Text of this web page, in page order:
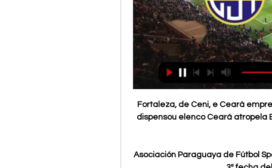
Fortaleza, de Ceni, e Ceará emprestam jogadores para rival Guarany de Sobral, que dispensou elenco Ceará atropela Barbalha na volta do Cearense e garante vaga na semifinal

Asociación Paraguaya de Fútbol Sportivo Trinidense vs. Libertad desde las 18:30, por la 3ª fecha del Torneo Apertura. Leer más.

Coras de Nayarit en el Grupo I. Tweet.. Pacific FC, el equipo de los Tecos. Así como las universidades de Chihuahua y los Correcaminos de Tamaulipas. Asimismo se dio a conocer que el próximo viernes 24 de agosto dará inicio el campeonato,.

Monteros Voley Club buscará levantar cabeza esta noche.. Gigantes cayo 3 a 2 ante Personal Bolivar mientras que los naranjas lo hicieron por 3 a 0 el pasado jueves.. que disputa el equipo de loca. “Vaya como nos vaya, no nos tiene que doler; tenemos que esperar a los rivales directos…

En esta sección también puedes encontrar clasificación, calendario, fixtures, goleadores, amonestaciones y estadísticas de esta competición. Si estás buscando otros resultados de Fútbol de Chile en vivo y en directo (Primera División, Segunda División, Tercera División, Copa, Supercopa, etc.) puedes encontrarlos en el menú lateral.

BUENOS AIRES (DyN) - Huracán, que busca engrosar su promedio, recibirá hoy a un San Lorenzo que no quiere bajarse de la pelea por el campeonato, en la continuidad de la vigésimo cuarta fecha.

Sportivo Trinidense Libertad en vivo | División Profesional hace 11 horas — Acompaña en vivo al Sportivo Trinidense Libertad, 29 enero 2024. Resultado en directo, alineación y estadísticas en vivo.

Katia Espinoza, Alcaldesa de San Juan del Sur, señaló que el Parque Gaspar García Laviana, es para la recreación de las familias, de niños y jóvenes, ya que este espacio cuenta con WIFI gratuito, y por supuesto, para los turistas que recibe a diario San Juan del Sur.

Home / Deporte / Curicó Unido sigue trabando para subir en la tabla. El sábado juega con Audax Italiano en La Granja. en casa ante Unión Española, presentación breve que se diluyó posteriormente en el cotejo siguiente ante Unión La Calera (0-0).. Esa misma línea señaló “que tenemos que ser un equipo que se note con más.

Remate de Francisco Silva, con el pie derecho, tras una jugada colectiva. El pase fue de Roberto Torres. El balón sale fuera lejos del poste

Este 11 de mayo, se llevará a cabo la segunda edición del Corona Capital Guadalajara. En esta ocasión, es como un golpe a la nostalgia, pues su line up está compuesto por bandas icónicas.

Vídeo de la presentación del libro 'Más allá de la línea roja - historias de automovilismo' celebrada el 6 de30/01/2015 · Os uniformes do Brusque para 2012. A camisa amarela, que foi usada no título estadual de 1992, está de volta. O segundo uniforme será todo branco: Curta!

Los jugadores de Santa Tecla y Jocoro se fueron a atender a Felipe Amaya. Foto EDH / David Martínez. Alexander Bolaños, médico del Jocoro confirmó que el cancerbero oriental.

Roberto Cabrera y Memo Vega gestionarán obras viales en el sur de San Juan del Río En El recorrido por diversas comunidades del sur de San Juan del Río, el diputado local, Roberto Cabrera Valencia y el presidente municipal, Guillermo Vega Guerrero se comprometieron a trabajar en conjunto por el mejoramiento de la infraestructura vial…

Ver el partido de Real Sociedad - Osasuna en directo gratis en Internet. Vive el fútbol de LaLiga Santander en directo desde La Provincia - Diario de Las Palmas.

Al final, el resultado no cambiaría más y dejaría a Sport Boys con sus primeros tres puntos en la Liga 1 Movistar y pensando ya en Ayacucho FC. Por su parte, Deportivo Llacuabamba lo intentó hasta donde pudo pero se fue con las manos vacías del Callao y ahora se …

— Montevideo Wanderers (@mwfc_oficial) December 9, 2019 El futbolista de 26 años ha vestido los colores de Wanderers y Peñarol en Uruguay, Spezia de Italia, Lugo de España y Deportivo Cali de Colombia en 2017 para completar un total de cinco clubes en la trayectoria del